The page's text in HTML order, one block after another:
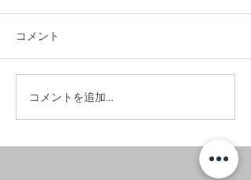
コメント
コメントを追加…